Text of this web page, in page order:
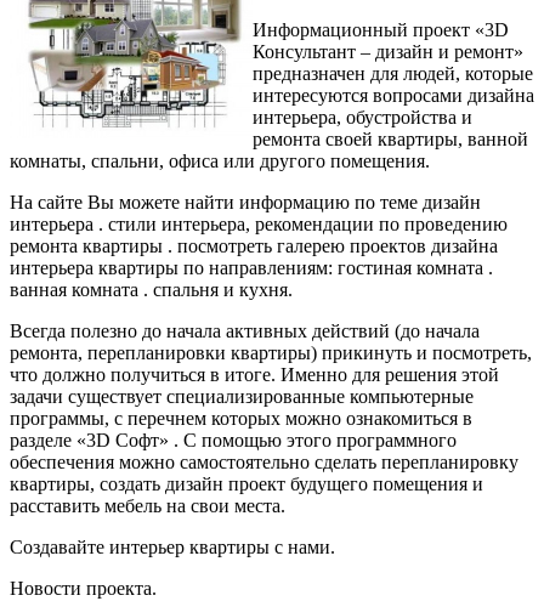
Информационный проект «3D
Консультант – дизайн и ремонт»
предназначен для людей, которые
интересуются вопросами дизайна
интерьера, обустройства и
ремонта своей квартиры, ванной
комнаты, спальни, офиса или другого помещения.
На сайте Вы можете найти информацию по теме дизайн
интерьера . стили интерьера, рекомендации по проведению
ремонта квартиры . посмотреть галерею проектов дизайна
интерьера квартиры по направлениям: гостиная комната .
ванная комната . спальня и кухня.
Всегда полезно до начала активных действий (до начала
ремонта, перепланировки квартиры) прикинуть и посмотреть,
что должно получиться в итоге. Именно для решения этой
задачи существует специализированные компьютерные
программы, с перечнем которых можно ознакомиться в
разделе «3D Софт» . С помощью этого программного
обеспечения можно самостоятельно сделать перепланировку
квартиры, создать дизайн проект будущего помещения и
расставить мебель на свои места.
Создавайте интерьер квартиры с нами.
Новости проекта.